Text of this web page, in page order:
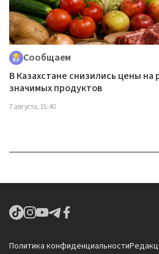
Сообщаем
В Казахстане снизились цены на
значимых продуктов
7 августа, 15:40
Политика конфиденциальности